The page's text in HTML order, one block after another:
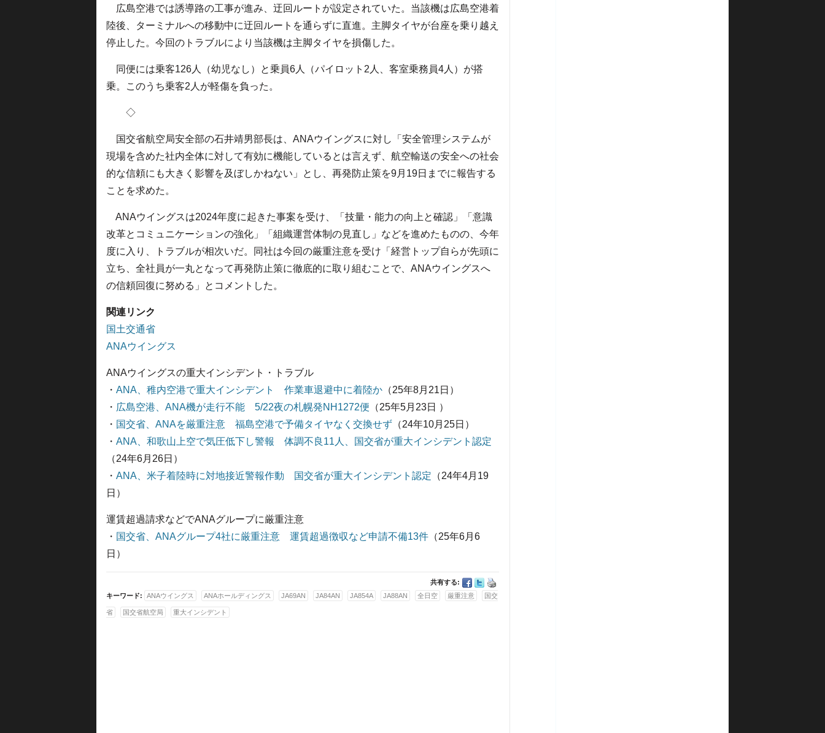
広島空港では誘導路の工事が進み、迂回ルートが設定されていた。当該機は広島空港着
陸後、ターミナルへの移動中に迂回ルートを通らずに直進。主脚タイヤが台座を乗り越え
停止した。今回のトラブルにより当該機は主脚タイヤを損傷した。
同便には乗客126人（幼児なし）と乗員6人（パイロット2人、客室乗務員4人）が搭
乗。このうち乗客2人が軽傷を負った。
◇
国交省航空局安全部の石井靖男部長は、ANAウイングスに対し「安全管理システムが
現場を含めた社内全体に対して有効に機能しているとは言えず、航空輸送の安全への社会
的な信頼にも大きく影響を及ぼしかねない」とし、再発防止策を9月19日までに報告する
ことを求めた。
ANAウイングスは2024年度に起きた事案を受け、「技量・能力の向上と確認」「意識
改革とコミュニケーションの強化」「組織運営体制の見直し」などを進めたものの、今年
度に入り、トラブルが相次いだ。同社は今回の厳重注意を受け「経営トップ自らが先頭に
立ち、全社員が一丸となって再発防止策に徹底的に取り組むことで、ANAウイングスへ
の信頼回復に努める」とコメントした。
関連リンク
国土交通省
ANAウイングス
ANAウイングスの重大インシデント・トラブル
・ ANA、稚内空港で重大インシデント 作業車退避中に着陸か （25年8月21日）
・ 広島空港、ANA機が走行不能 5/22夜の札幌発NH1272便 （25年5月23日 ）
・ 国交省、ANAを厳重注意 福島空港で予備タイヤなく交換せず （24年10月25日）
・ ANA、和歌山上空で気圧低下し警報 体調不良11人、国交省が重大インシデント認定
（24年6月26日）
・ ANA、米子着陸時に対地接近警報作動 国交省が重大インシデント認定 （24年4月19
日）
運賃超過請求などでANAグループに厳重注意
・ 国交省、ANAグループ4社に厳重注意 運賃超過徴収など申請不備13件 （25年6月6
日）
共有する:
キーワード:
ANAウイングス ANAホールディングス JA69AN JA84AN JA854A JA88AN 全日空 厳重注意 国交
省 国交省航空局 重大インシデント